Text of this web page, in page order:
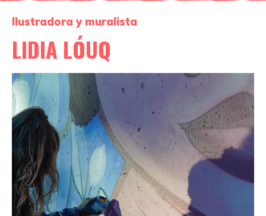
Ilustradora y muralista
LIDIA LÓUQ